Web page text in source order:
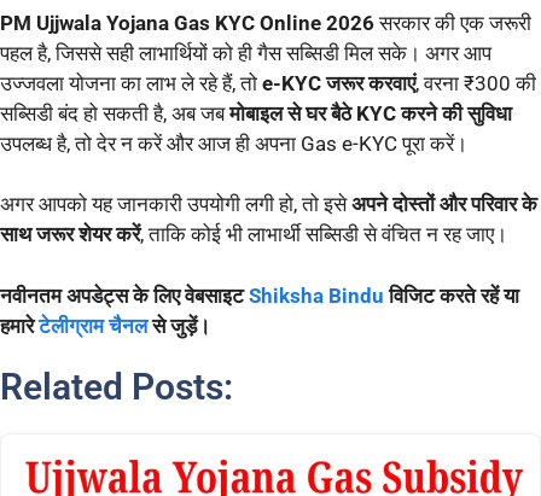
PM Ujjwala Yojana Gas KYC Online 2026सरकार की एक जरूरी
पहल है, जिससे सही लाभार्थियों को ही गैस सब्सिडी मिल सके। अगर आप
उज्जवला योजना का लाभ ले रहे हैं, तो e-KYC जरूर करवाएं, वरना ₹300 की
सब्सिडी बंद हो सकती है, अब जबमोबाइल से घर बैठे KYC करने की सुविधा
उपलब्ध है, तो देर न करें और आज ही अपना Gas e-KYC पूरा करें।
अगर आपको यह जानकारी उपयोगी लगी हो, तो इसेअपने दोस्तों और परिवार के
साथ जरूर शेयर करें, ताकि कोई भी लाभार्थी सब्सिडी से वंचित न रह जाए।
नवीनतम अपडेट्स के लिए वेबसाइटShiksha Bindu विजिट करते रहें या
हमारेटेलीग्राम चैनल से जुड़ें।
Related Posts: